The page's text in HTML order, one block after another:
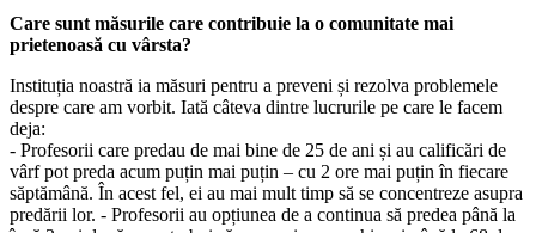
Care sunt măsurile care contribuie la o comunitate mai
prietenoasă cu vârsta?
Instituția noastră ia măsuri pentru a preveni și rezolva problemele
despre care am vorbit. Iată câteva dintre lucrurile pe care le facem
deja:
- Profesorii care predau de mai bine de 25 de ani și au calificări de
vârf pot preda acum puțin mai puțin – cu 2 ore mai puțin în fiecare
săptămână. În acest fel, ei au mai mult timp să se concentreze asupra
predării lor. - Profesorii au opțiunea de a continua să predea până la